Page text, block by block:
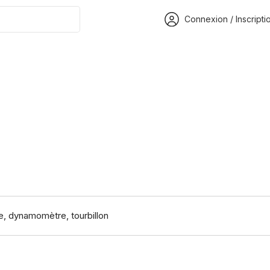
Connexion /
dynamomètre, tourbillon